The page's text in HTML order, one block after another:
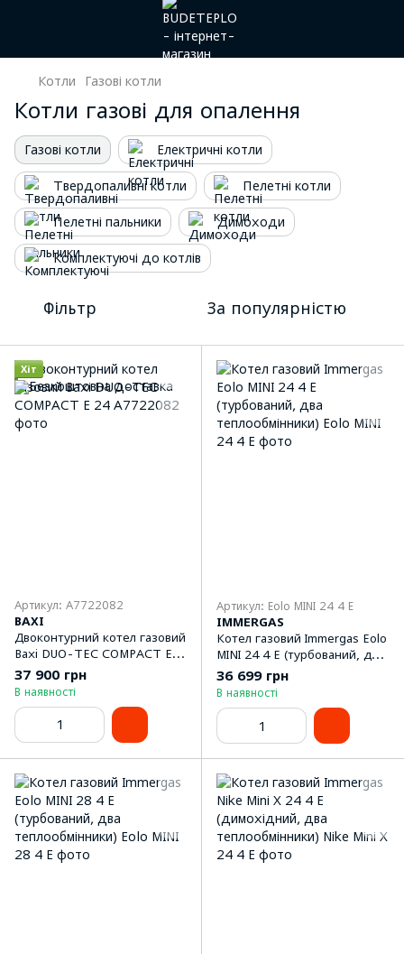
Котли Газові котли
Котли газові для опалення
Газові котли Електричні котли
Твердопаливні котли Пелетні котли
Пелетні пальники Димоходи
Комплектуючі до котлів
Фільтр За популярністю
Хіт
Артикул: А7722082
BAXI
Двоконтурний котел газовий
Baxi DUO-TEC COMPACT Е
24
37 900 грн
В наявності
Артикул: Eolo MINI 24 4 E
IMMERGAS
Котел газовий Immergas Eolo
MINI 24 4 E (турбований, два
теплообмінники)
36 699 грн
В наявності